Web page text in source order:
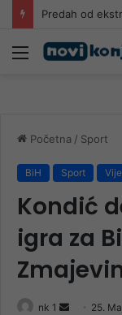
Meni
Početna / Sport
BiH Sport
Kondić
igra za
nk 1
Send 25.